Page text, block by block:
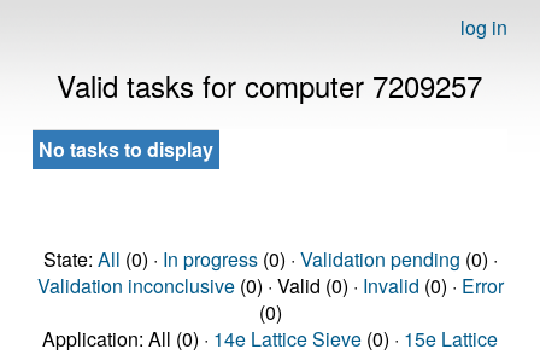
log in
Valid tasks for computer 7209257
No tasks to display
State: All (0) · In progress(0) · Validation pending (0) ·
Validation inconclusive(0) · Valid (0) · Invalid (0) · Error
(0)
Application: All (0) · 14e Lattice Sieve (0) · 15e Lattice